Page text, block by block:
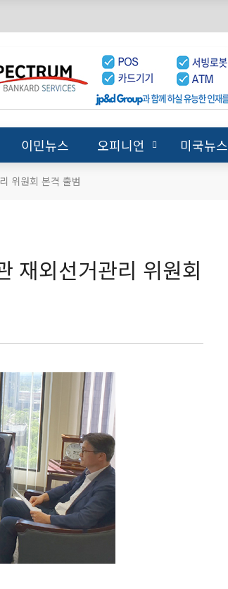
이민뉴스 오피니언 미국뉴스
위원회 본격 출범
재외선거관리 위원회